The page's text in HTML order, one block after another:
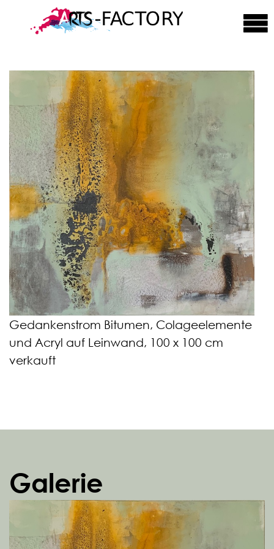
Gedankenstrom Bitumen, Colageelemente
und Acryl auf Leinwand, 100 x 100 cm
verkauft
Galerie